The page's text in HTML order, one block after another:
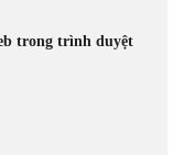
trong trình duyệt